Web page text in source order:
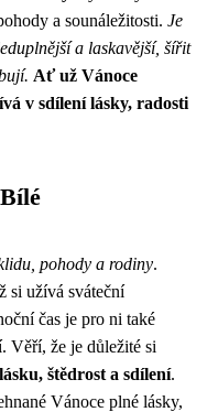
a sounáležitosti. Je
a laskavější, šířit
Ať už Vánoce
v sdílení lásky, radosti
pohody a rodiny.
si užívá sváteční
čas je pro ni také
Věří, že je důležité si
lásku, štědrost a sdílení.
Vánoce plné lásky,